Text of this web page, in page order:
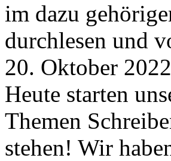
im dazu
durchlesen und
20. Oktober 2022
Heute starten
Themen
stehen! Wir